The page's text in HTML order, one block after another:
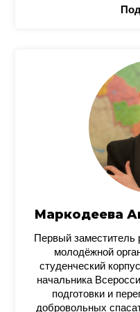
Маркодеева
Первый заместитель
молодёжной
студенческий
начальника
подготовки и
добровольных